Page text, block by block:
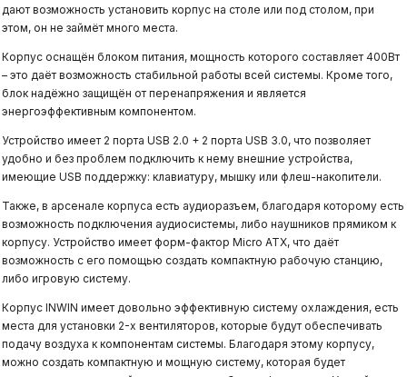
дают возможность установить корпус на столе или под столом, при
этом, он не займёт много места.
Корпус оснащён блоком питания, мощность которого составляет 400Вт
– это даёт возможность стабильной работы всей системы. Кроме того,
блок надёжно защищён от перенапряжения и является
энергоэффективным компонентом.
Устройство имеет 2 порта USB 2.0 + 2 порта USB 3.0, что позволяет
удобно и без проблем подключить к нему внешние устройства,
имеющие USB поддержку: клавиатуру, мышку или флеш-накопители.
Также, в арсенале корпуса есть аудиоразъем, благодаря которому есть
возможность подключения аудиосистемы, либо наушников прямиком к
корпусу. Устройство имеет форм-фактор Micro ATX, что даёт
возможность с его помощью создать компактную рабочую станцию,
либо игровую систему.
Корпус INWIN имеет довольно эффективную систему охлаждения, есть
места для установки 2-х вентиляторов, которые будут обеспечивать
подачу воздуха к компонентам системы. Благодаря этому корпусу,
можно создать компактную и мощную систему, которая будет